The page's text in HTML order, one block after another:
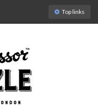
Top links